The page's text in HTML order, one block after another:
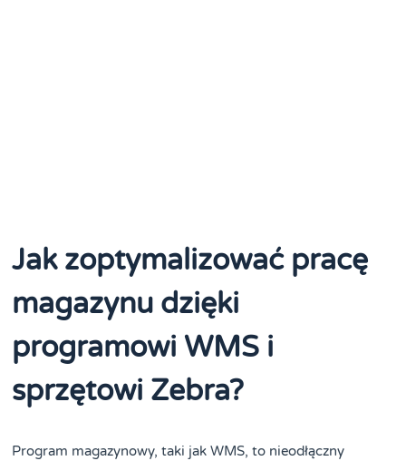
Jak zoptymalizować pracę
magazynu dzięki
programowi WMS i
sprzętowi Zebra?
Program magazynowy, taki jak WMS, to nieodłączny